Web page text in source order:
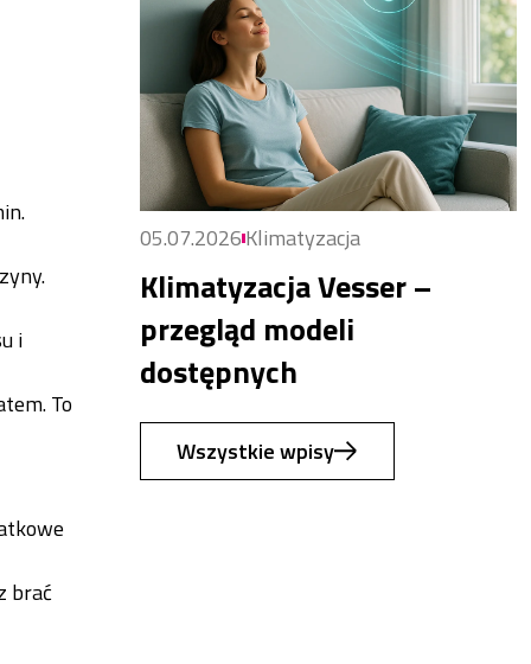
i
To
brać
05.07.2026Klimatyzacja
Klimatyzacja Vesser –
przegląd modeli
dostępnych
Wszystkie wpisy